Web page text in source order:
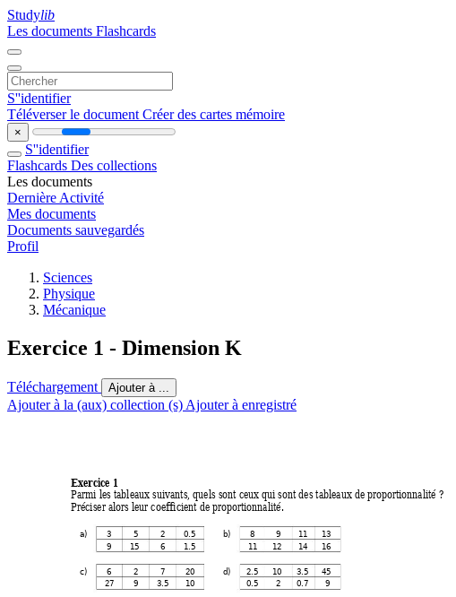
Studylib
Les documents Flashcards
S''identifier
Téléverser le document Créer des cartes mémoire
×
S''identifier
Flashcards Des collections
Les documents
Dernière Activité
Mes documents
Documents sauvegardés
Profil
Sciences
Physique
Mécanique
Exercice 1 - Dimension K
Téléchargement Ajouter à ...
Ajouter à la (aux) collection (s) Ajouter à enregistré
Exercice 1
Parmi les tableaux suivants, quels sont ceux qui sont des tableaux de proportionnalité ?
Préciser alors leur coefficient de proportionnalité.
a) 3 5 2 0.5 b) 8 9 11
13
9
15 6 1.5 11 12 14
16
c)
6 2 7 20 d) 2.5 10 3.5
45
27
9 3.5 10 0.5 2 0.7 9